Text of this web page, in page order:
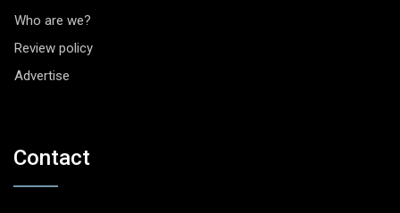
Who are we?
Review policy
Advertise
Contact